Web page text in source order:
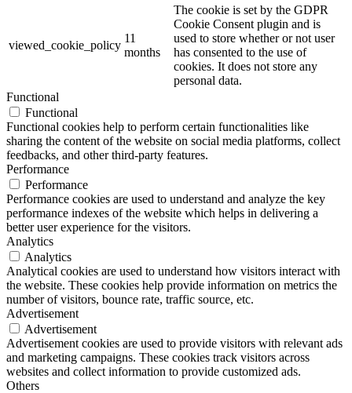
viewed_cookie_policy
11
months
The cookie is set by the GDPR
Cookie Consent plugin and is
used to store whether or not user
has consented to the use of
cookies. It does not store any
personal data.
Functional
Functional
Functional cookies help to perform certain functionalities like
sharing the content of the website on social media platforms, collect
feedbacks, and other third-party features.
Performance
Performance
Performance cookies are used to understand and analyze the key
performance indexes of the website which helps in delivering a
better user experience for the visitors.
Analytics
Analytics
Analytical cookies are used to understand how visitors interact with
the website. These cookies help provide information on metrics the
number of visitors, bounce rate, traffic source, etc.
Advertisement
Advertisement
Advertisement cookies are used to provide visitors with relevant ads
and marketing campaigns. These cookies track visitors across
websites and collect information to provide customized ads.
Others